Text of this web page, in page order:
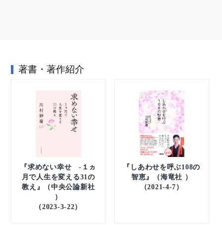
著書・著作紹介
『求めない幸せ -１ヵ
月で人生を変える31の
教え』（中央公論新社
）
（2023-3-22）
『しあわせを呼ぶ108の
智恵』（海竜社 ）
（2021-4-7）